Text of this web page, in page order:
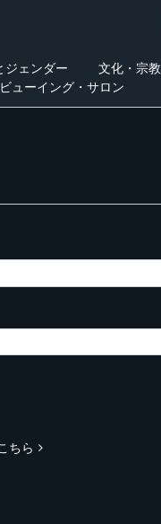
ジェンダー 文化・宗教
ビューイング・サロン
ちら